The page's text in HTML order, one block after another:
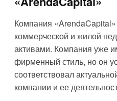
Компания «ArendaCapital»
коммерческой и жилой
активами. Компания уже
фирменный стиль, но он
соответствовал
компании и ее